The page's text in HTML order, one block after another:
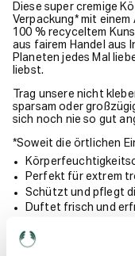
Diese super cremige
Verpackung* mit einem
100 % recyceltem
aus fairem Handel aus
Planeten jedes Mal
liebst.
Trag unsere nicht
sparsam oder
sich noch nie so gut
*Soweit die örtlichen
Perfekt für extrem
Schützt und pflegt
Duftet frisch und
Zertifiziert von der